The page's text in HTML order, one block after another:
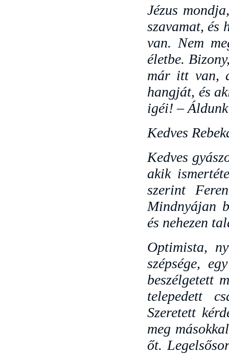
Jézus
szavamat, és
van. Nem
életbe.
már itt van,
hangját, és
igéi! –
Kedves
Kedves
akik
szerint
Mindnyájan
és nehezen
Optimista,
szépsége,
beszélgetett
telepedett
Szeretett
meg
őt.